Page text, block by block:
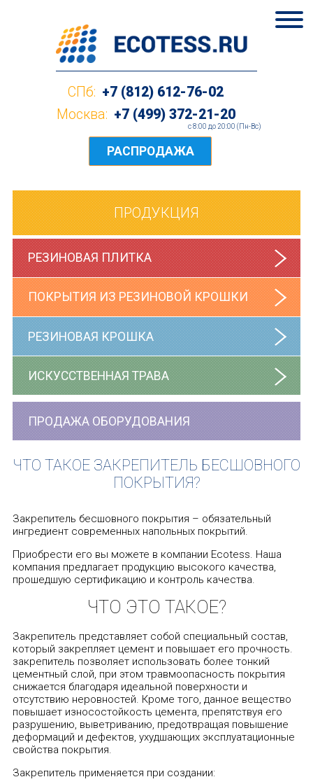
СПб: +7 (812) 612-76-02
Москва: +7 (499) 372-21-20
c 8:00 до 20:00 (Пн-Вс)
РАСПРОДАЖА
ПРОДУКЦИЯ
РЕЗИНОВАЯ ПЛИТКА
ПОКРЫТИЯ ИЗ РЕЗИНОВОЙ КРОШКИ
РЕЗИНОВАЯ КРОШКА
ИСКУССТВЕННАЯ ТРАВА
ПРОДАЖА ОБОРУДОВАНИЯ
ЧТО ТАКОЕ ЗАКРЕПИТЕЛЬ БЕСШОВНОГО
ПОКРЫТИЯ?
Закрепитель бесшовного покрытия – обязательный
ингредиент современных напольных покрытий.
Приобрести его вы можете в компании Ecotess. Наша
компания предлагает продукцию высокого качества,
прошедшую сертификацию и контроль качества.
ЧТО ЭТО ТАКОЕ?
Закрепитель представляет собой специальный состав,
который закрепляет цемент и повышает его прочность.
закрепитель позволяет использовать более тонкий
цементный слой, при этом травмоопасность покрытия
снижается благодаря идеальной поверхности и
отсутствию неровностей. Кроме того, данное вещество
повышает износостойкость цемента, препятствуя его
разрушению, выветриванию, предотвращая повышение
деформаций и дефектов, ухудшающих эксплуатационные
свойства покрытия.
Закрепитель применяется при создании: